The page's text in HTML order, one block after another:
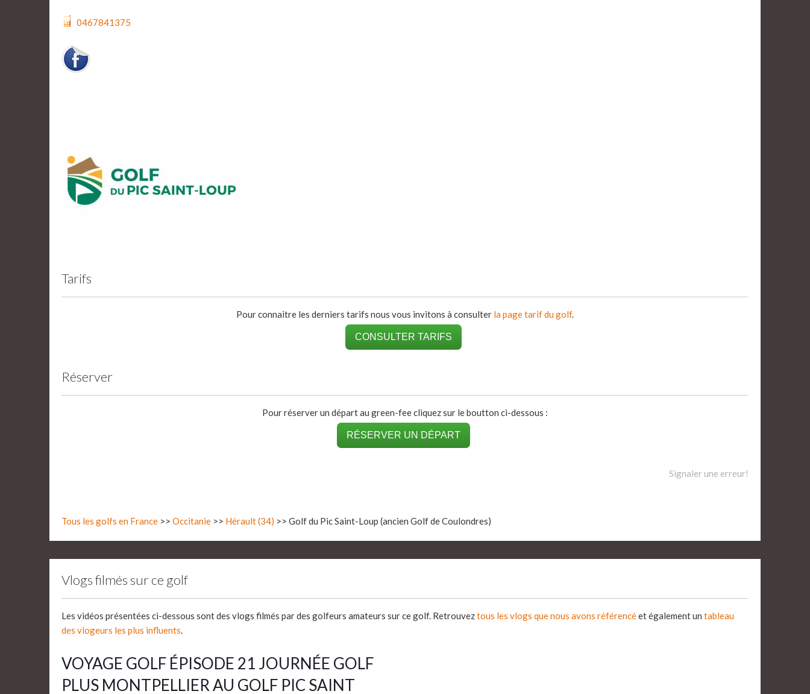
0467841375
Tarifs
Pour connaitre les derniers tarifs nous vous invitons à consulter la page tarif du golf.
CONSULTER TARIFS
Réserver
Pour réserver un départ au green-fee cliquez sur le boutton ci-dessous :
RÉSERVER UN DÉPART
Signaler une erreur!
Tous les golfs en France >> Occitanie >> Hérault (34) >> Golf du Pic Saint-Loup (ancien Golf de Coulondres)
Vlogs filmés sur ce golf
Les vidéos présentées ci-dessous sont des vlogs filmés par des golfeurs amateurs sur ce golf. Retrouveztous les vlogs que nous avons référencéet également un tableau
des vlogeurs les plus influents.
VOYAGE GOLF ÉPISODE 21 JOURNÉE GOLF
PLUS MONTPELLIER AU GOLF PIC SAINT